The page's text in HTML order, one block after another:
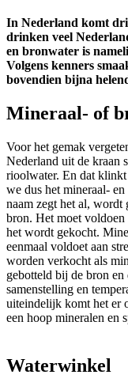
In Nederland komt
drinken veel
en bronwater is
Volgens kenners
bovendien bijna
Mineraal- of
Voor het gemak
Nederland uit de kraan
rioolwater. En dat klinkt
we dus het mineraal-
naam zegt het al, wordt
bron. Het moet voldoen
het wordt gekocht.
eenmaal voldoet aan
worden verkocht als
gebotteld bij de bron
samenstelling en
uiteindelijk komt het er
een hoop mineralen en
Waterwinkel